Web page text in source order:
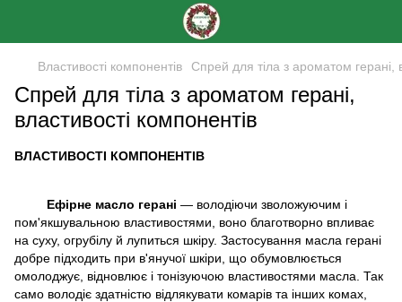
Властивості компонентів Спрей для тіла з ароматом герані,
Спрей для тіла з ароматом герані,
властивості компонентів
ВЛАСТИВОСТІ КОМПОНЕНТІВ
Ефірне масло герані — володіючи зволожуючим і
пом'якшувальною властивостями, воно благотворно впливає
на суху, огрубілу й лупиться шкіру. Застосування масла герані
добре підходить при в'янучої шкіри, що обумовлюється
омолоджує, відновлює і тонізуючою властивостями масла. Так
само володіє здатністю відлякувати комарів та інших комах,